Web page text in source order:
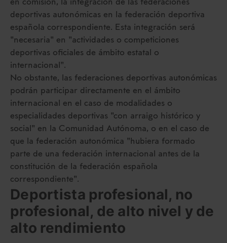
en comisión, la integración de las federaciones
deportivas autonómicas en la federación deportiva
española correspondiente. Esta integración será
"necesaria" en "actividades o competiciones
deportivas oficiales de ámbito estatal o
internacional".
No obstante, las federaciones deportivas autonómicas
podrán participar directamente en el ámbito
internacional en el caso de modalidades o
especialidades deportivas "con arraigo histórico y
social" en la Comunidad Autónoma, o en el caso de
que la federación autonómica "hubiera formado
parte de una federación internacional antes de la
constitución de la federación española
correspondiente".
Deportista profesional, no
profesional, de alto nivel y de
alto rendimiento